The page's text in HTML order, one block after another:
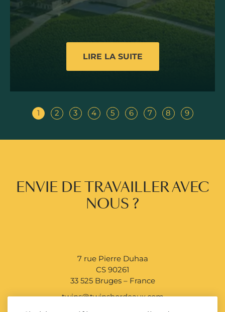
1 2 3 4 5 6 7 8 9
LIRE LA SUITE
ENVIE DE TRAVAILLER AVEC
NOUS ?
7 rue Pierre Duhaa
CS 90261
33 525 Bruges – France
twins@twinsbordeaux.com